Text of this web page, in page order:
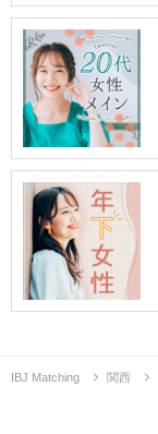
IBJ Matching 関西